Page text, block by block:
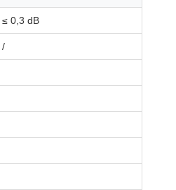
≤ 0,3 dB
/